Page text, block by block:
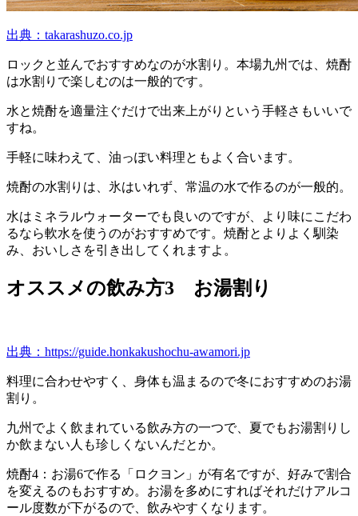
出典：takarashuzo.co.jp
ロックと並んでおすすめなのが水割り。本場九州では、焼酎
は水割りで楽しむのは一般的です。
水と焼酎を適量注ぐだけで出来上がりという手軽さもいいで
すね。
手軽に味わえて、油っぽい料理ともよく合います。
焼酎の水割りは、氷はいれず、常温の水で作るのが一般的。
水はミネラルウォーターでも良いのですが、より味にこだわ
るなら軟水を使うのがおすすめです。焼酎とよりよく馴染
み、おいしさを引き出してくれますよ。
オススメの飲み方3 お湯割り
出典：https://guide.honkakushochu-awamori.jp
料理に合わせやすく、身体も温まるので冬におすすめのお湯
割り。
九州でよく飲まれている飲み方の一つで、夏でもお湯割りし
か飲まない人も珍しくないんだとか。
焼酎4：お湯6で作る「ロクヨン」が有名ですが、好みで割合
を変えるのもおすすめ。お湯を多めにすればそれだけアルコ
ール度数が下がるので、飲みやすくなります。